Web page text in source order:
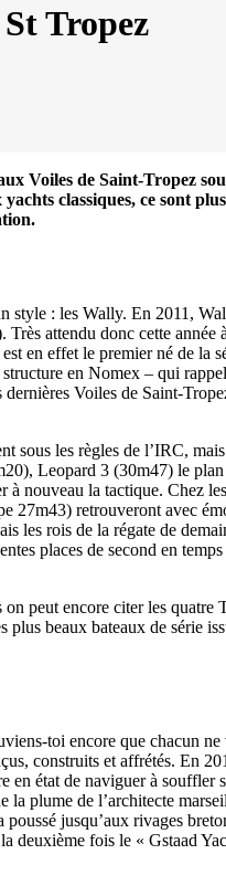
absolue
la barre mythique
Tropez
Voiles de Saint-Tropez
classiques, ce sont
: les Wally. En 2011,
attendu donc cette
en effet le premier né de
en Nomex – qui
Voiles de Saint-
les règles de l’IRC,
Leopard 3 (30m47) le
nouveau la tactique.
27m43) retrouveront avec
les rois de la régate de
places de second en
peut encore citer les
beaux bateaux de série
toi encore que chacun
construits et affrétés. En
état de naviguer à
plume de l’architecte
jusqu’aux rivages
deuxième fois le « Gstaad